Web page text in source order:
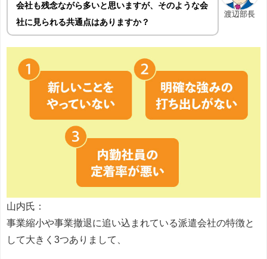
渡辺部長
会社も残念ながら多いと思いますが、そのような会
社に見られる共通点はありますか？
山内氏：
事業縮小や事業撤退に追い込まれている派遣会社の特徴と
して大きく3つありまして、